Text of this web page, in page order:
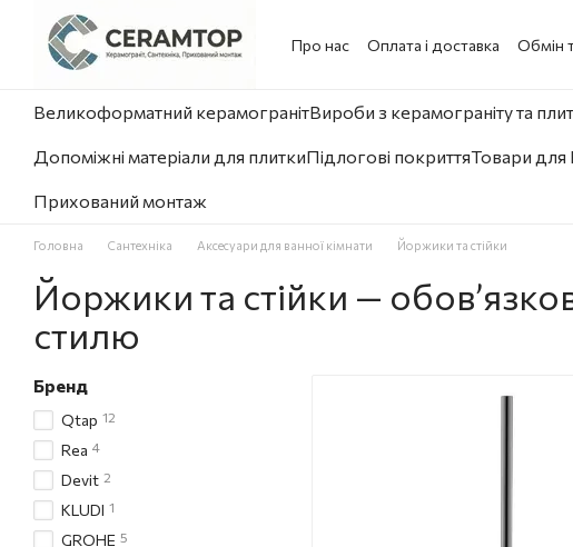
Перейти до основного контенту
Про нас
Оплата і доставка Обмін
Великоформатний керамогранітВироби з керамограніту та
Допоміжні матеріали для плиткиПідлогові покриттяТовари для
Прихований монтаж
Головна Сантехніка Аксесуари для ванної кімнати Йоржики та стійки
Йоржики та стійки —
стилю
Бренд
Qtap 12
Rea 4
Devit 2
KLUDI 1
GROHE 5